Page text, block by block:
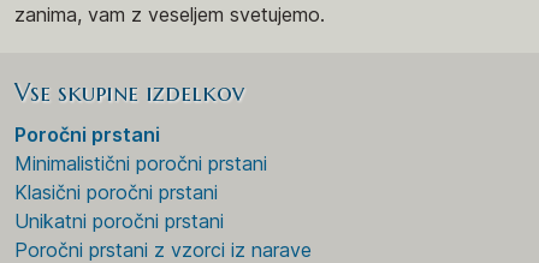
zanima, vam z veseljem svetujemo.
Vse skupine izdelkov
Poročni prstani
Minimalistični poročni prstani
Klasični poročni prstani
Unikatni poročni prstani
Poročni prstani z vzorci iz narave